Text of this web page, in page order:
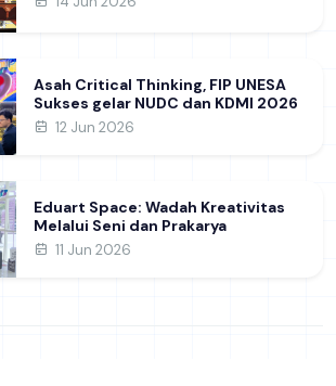
Asah Critical Thinking, FIP UNESA
Sukses gelar NUDC dan KDMI 2026
12 Jun 2026
Eduart Space: Wadah Kreativitas
Melalui Seni dan Prakarya
11 Jun 2026